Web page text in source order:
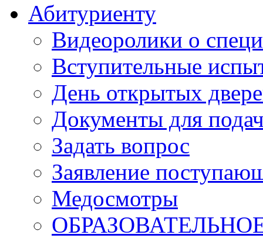
Абитуриенту
Видеоролики о
Вступительные
День открытых
Документы для
Задать вопрос
Заявление
Медосмотры